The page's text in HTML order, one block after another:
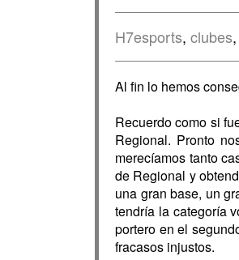
H7esports, clubes,
Al fin lo hemos
Recuerdo como si
Regional. Pronto
merecíamos tanto
de Regional y
una gran base, un
tendría la categoría
portero en el
fracasos injustos.